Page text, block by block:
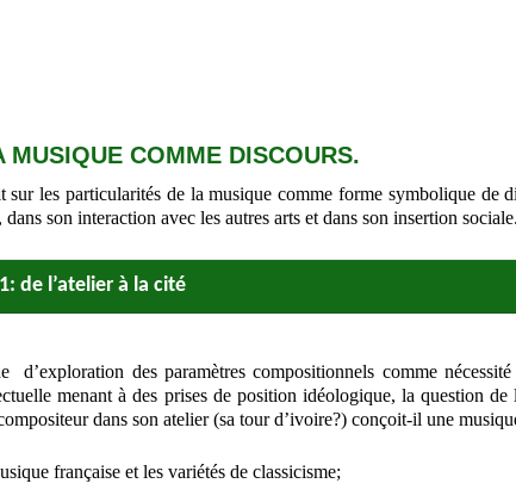
MUSIQUE COMME DISCOURS.
sur les particularités de la musique comme forme symbolique de
son interaction avec les autres arts et dans son insertion sociale.
de l’atelier à la cité
d’exploration des paramètres compositionnels comme
menant à des prises de position idéologique, la question
dans son atelier (sa tour d’ivoire?) conçoit-il une
française et les variétés de classicisme;